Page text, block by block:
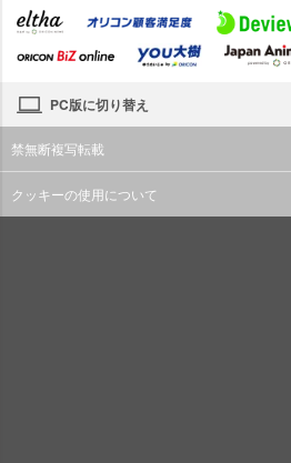
PC版に切り替え
禁無断複写転載
クッキーの使用について